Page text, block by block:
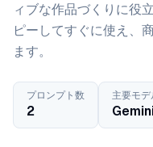
ィブな作品づくりに役
ピーしてすぐに使え、
ます。
プロンプト数
2
主要モデ